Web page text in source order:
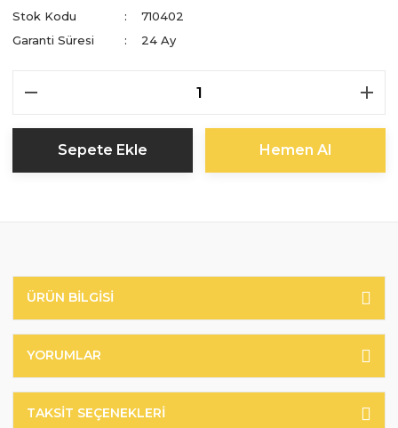
Stok Kodu
710402
Garanti Süresi
24 Ay
Sepete Ekle Hemen Al
ÜRÜN BILGISI
YORUMLAR
TAKSIT SEÇENEKLERI